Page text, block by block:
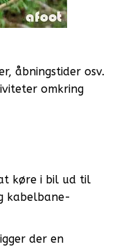
åbningstider osv.
omkring
køre i bil ud til
kabelbane-
der en